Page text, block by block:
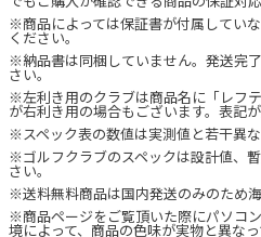
※商品によっては保証書が付属してい
ください。
※納品書は同梱していません。発送完
さい。
※左利き用のクラブは商品名に「レフ
が右利き用の場合もございます。表記
※スペック表の数値は実測値と若干異な
※ゴルフクラブのスペックは設計値、
さい。
※送料無料商品は国内発送のみのため海
※商品ページをご覧頂いた際にパソコ
境によって、商品の色味が実物と異な